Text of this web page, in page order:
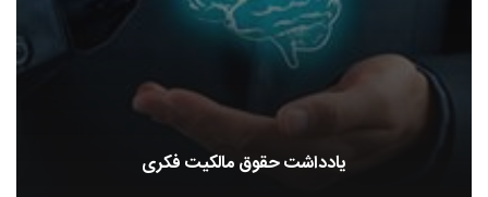
یادداشت حقوق مالکیت فکری